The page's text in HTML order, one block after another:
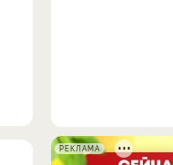
РЕКЛАМА